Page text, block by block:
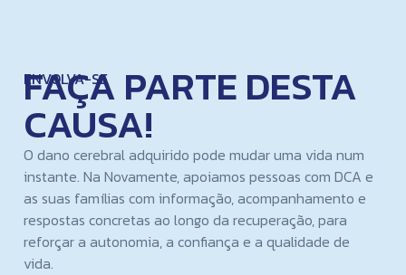
ENVOLVA-SE
FAÇA PARTE DESTA
CAUSA!
O dano cerebral adquirido pode mudar uma vida num
instante. Na Novamente, apoiamos pessoas com DCA e
as suas famílias com informação, acompanhamento e
respostas concretas ao longo da recuperação, para
reforçar a autonomia, a confiança e a qualidade de
vida.